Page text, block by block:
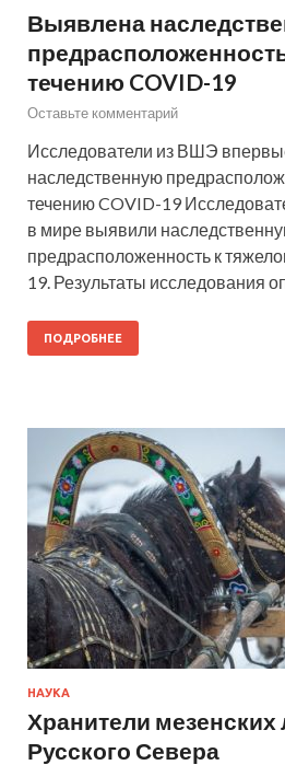
Выявлена
течению COVID-19
Оставьте комментарий
Исследователи из ВШЭ
наследственную
течению COVID-19
в мире выявили
предрасположенность к
19. Результаты исследования
ПОДРОБНЕЕ
НАУКА
Хранители
Русского Севера